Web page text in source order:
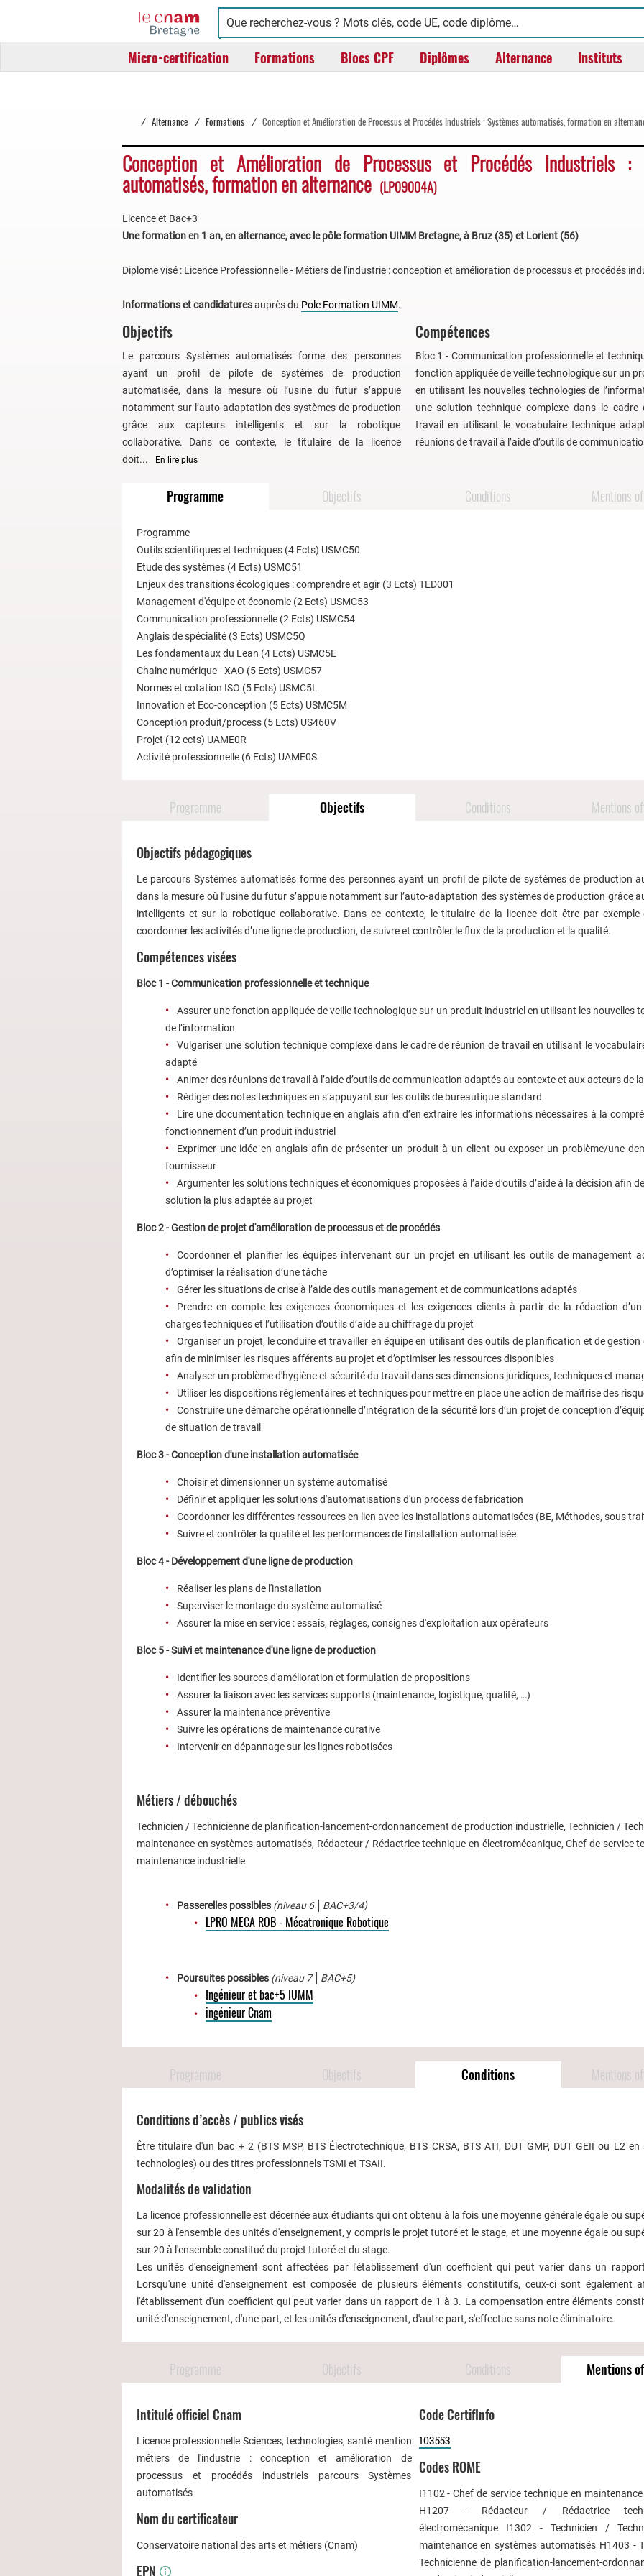
Cnam
Bretagne
Conservatoire
national
des
arts
Micro-certification Formations Blocs CPF Diplômes Alternance Instituts
/ Alternance / Formations / Conception et Amélioration de Processus et Procédés Industriels : Systèmes automatisés, formation en
Conception et Amélioration de Processus et Procédés Industriels :
automatisés, formation en alternance (LP09004A)
Licence et Bac+3
Une formation en 1 an, en alternance, avec le pôle formation UIMM Bretagne, à Bruz (35) et Lorient (56)
Diplome visé : Licence Professionnelle - Métiers de l'industrie : conception et amélioration de processus et procédés
Informations et candidaturesauprès du Pole Formation UIMM.
Objectifs
Le parcours Systèmes automatisés forme des personnes
ayant un profil de pilote de systèmes de production
automatisée, dans la mesure où l’usine du futur s’appuie
notamment sur l’auto-adaptation des systèmes de production
grâce aux capteurs intelligents et sur la robotique
collaborative. Dans ce contexte, le titulaire de la licence
doit...
En lire plus
Compétences
Bloc 1 - Communication professionnelle et
fonction appliquée de veille technologique sur un
en utilisant les nouvelles technologies de
une solution technique complexe dans le cadre
travail en utilisant le vocabulaire technique
réunions de travail à l’aide d’outils de
Programme Objectifs Conditions Mentions
Programme
Outils scientifiques et techniques (4 Ects) USMC50
Etude des systèmes (4 Ects) USMC51
Enjeux des transitions écologiques : comprendre et agir (3 Ects) TED001
Management d'équipe et économie (2 Ects) USMC53
Communication professionnelle (2 Ects) USMC54
Anglais de spécialité (3 Ects) USMC5Q
Les fondamentaux du Lean (4 Ects) USMC5E
Chaine numérique - XAO (5 Ects) USMC57
Normes et cotation ISO (5 Ects) USMC5L
Innovation et Eco-conception (5 Ects) USMC5M
Conception produit/process (5 Ects) US460V
Projet (12 ects) UAME0R
Activité professionnelle (6 Ects) UAME0S
Programme Objectifs Conditions Mentions
Objectifs pédagogiques
Le parcours Systèmes automatisés forme des personnes ayant un profil de pilote de systèmes de production
dans la mesure où l’usine du futur s’appuie notamment sur l’auto-adaptation des systèmes de production grâce
intelligents et sur la robotique collaborative. Dans ce contexte, le titulaire de la licence doit être par exemple
coordonner les activités d’une ligne de production, de suivre et contrôler le flux de la production et la qualité.
Compétences visées
Bloc 1 - Communication professionnelle et technique
Assurer une fonction appliquée de veille technologique sur un produit industriel en utilisant les nouvelles
de l’information
Vulgariser une solution technique complexe dans le cadre de réunion de travail en utilisant le
adapté
Animer des réunions de travail à l’aide d’outils de communication adaptés au contexte et aux acteurs de
Rédiger des notes techniques en s’appuyant sur les outils de bureautique standard
Lire une documentation technique en anglais afin d’en extraire les informations nécessaires à la
fonctionnement d’un produit industriel
Exprimer une idée en anglais afin de présenter un produit à un client ou exposer un problème/une
fournisseur
Argumenter les solutions techniques et économiques proposées à l’aide d’outils d’aide à la décision afin
solution la plus adaptée au projet
Bloc 2 - Gestion de projet d'amélioration de processus et de procédés
Coordonner et planifier les équipes intervenant sur un projet en utilisant les outils de management
d’optimiser la réalisation d’une tâche
Gérer les situations de crise à l’aide des outils management et de communications adaptés
Prendre en compte les exigences économiques et les exigences clients à partir de la rédaction
charges techniques et l’utilisation d’outils d’aide au chiffrage du projet
Organiser un projet, le conduire et travailler en équipe en utilisant des outils de planification et de gestion
afin de minimiser les risques afférents au projet et d’optimiser les ressources disponibles
Analyser un problème d'hygiène et sécurité du travail dans ses dimensions juridiques, techniques et
Utiliser les dispositions réglementaires et techniques pour mettre en place une action de maîtrise des
Construire une démarche opérationnelle d’intégration de la sécurité lors d’un projet de conception
de situation de travail
Bloc 3 - Conception d'une installation automatisée
Choisir et dimensionner un système automatisé
Définir et appliquer les solutions d'automatisations d'un process de fabrication
Coordonner les différentes ressources en lien avec les installations automatisées (BE, Méthodes, sous
Suivre et contrôler la qualité et les performances de l'installation automatisée
Bloc 4 - Développement d'une ligne de production
Réaliser les plans de l'installation
Superviser le montage du système automatisé
Assurer la mise en service : essais, réglages, consignes d'exploitation aux opérateurs
Bloc 5 - Suivi et maintenance d'une ligne de production
Identifier les sources d'amélioration et formulation de propositions
Assurer la liaison avec les services supports (maintenance, logistique, qualité, …)
Assurer la maintenance préventive
Suivre les opérations de maintenance curative
Intervenir en dépannage sur les lignes robotisées
Métiers / débouchés
Technicien / Technicienne de planification-lancement-ordonnancement de production industrielle, Technicien /
maintenance en systèmes automatisés, Rédacteur / Rédactrice technique en électromécanique, Chef de service
maintenance industrielle
Passerelles possibles (niveau 6 │BAC+3/4)
LPRO MECA ROB - Mécatronique Robotique
Poursuites possibles (niveau 7 │BAC+5)
Ingénieur et bac+5 IUMM
ingénieur Cnam
Programme Objectifs Conditions Mentions
Conditions d’accès / publics visés
Être titulaire d'un bac + 2 (BTS MSP, BTS Électrotechnique, BTS CRSA, BTS ATI, DUT GMP, DUT GEII ou L2 en
technologies) ou des titres professionnels TSMI et TSAII.
Modalités de validation
La licence professionnelle est décernée aux étudiants qui ont obtenu à la fois une moyenne générale égale ou
sur 20 à l'ensemble des unités d'enseignement, y compris le projet tutoré et le stage, et une moyenne égale ou
sur 20 à l'ensemble constitué du projet tutoré et du stage.
Les unités d'enseignement sont affectées par l'établissement d'un coefficient qui peut varier dans un
Lorsqu'une unité d'enseignement est composée de plusieurs éléments constitutifs, ceux-ci sont également
l'établissement d'un coefficient qui peut varier dans un rapport de 1 à 3. La compensation entre éléments
unité d'enseignement, d'une part, et les unités d'enseignement, d'autre part, s'effectue sans note éliminatoire.
Programme Objectifs Conditions Mentions
Intitulé officiel Cnam
Licence professionnelle Sciences, technologies, santé mention
métiers de l'industrie : conception et amélioration de
processus et procédés industriels parcours Systèmes
automatisés
Nom du certificateur
Conservatoire national des arts et métiers (Cnam)
EPN
Code CertifInfo
103553
Codes ROME
I1102 - Chef de service technique en
H1207 - Rédacteur / Rédactrice
électromécanique I1302 - Technicien /
maintenance en systèmes automatisés H1403 -
Technicienne de planification-lancement-